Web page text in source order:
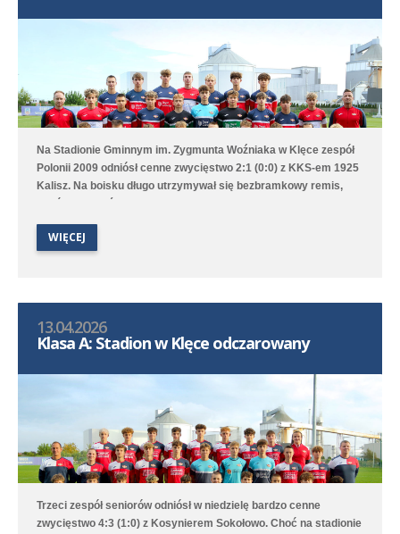
Na Stadionie Gminnym im. Zygmunta Woźniaka w Klęce zespół
Polonii 2009 odniósł cenne zwycięstwo 2:1 (0:0) z KKS-em 1925
Kalisz. Na boisku długo utrzymywał się bezbramkowy remis,
zawodnik gości został ukarany czerwoną kartką za faul
taktyczny przed polem karnym i przewaga Polonii jeszcze
wzrosła aż w 76. minucie gola na 1:0 strzelił Marcel Kliszkowiak.
średzka drużyna zdobyła gola na wagę trzech punktów, a po
dobrym dośrodkowaniu Franciszka Błaszyka wynik ustalił
WIĘCEJ
13.04.2026
Klasa A: Stadion w Klęce odczarowany
Trzeci zespół seniorów odniósł w niedzielę bardzo cenne
zwycięstwo 4:3 (1:0) z Kosynierem Sokołowo. Choć na stadionie